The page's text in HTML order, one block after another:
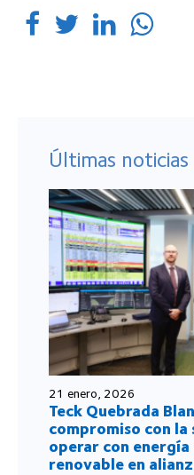
Últimas noticias
21 enero, 2026
Teck Quebrada
compromiso con
operar con
renovable en